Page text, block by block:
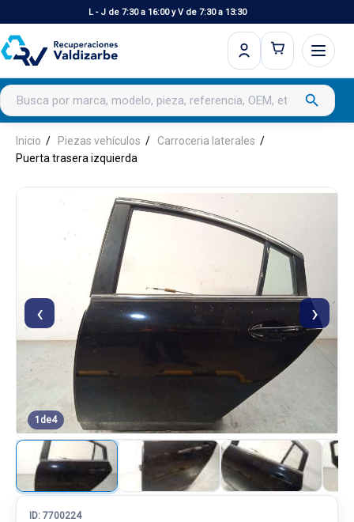
L - J de 7:30 a 16:00 y V de 7:30 a 13:30
Buscar productos search
Inicio Piezas vehículos
Carroceria laterales
Puerta trasera izquierda
‹ ›
1 de4
ID: 7700224